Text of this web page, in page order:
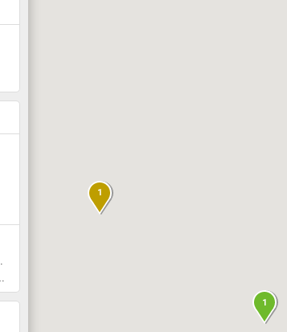
1
1